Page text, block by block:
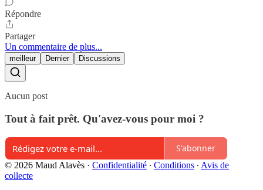
Répondre
Partager
Un commentaire de plus...
meilleur Dernier Discussions
Aucun post
Tout à fait prêt. Qu'avez-vous pour moi ?
S'abonner
© 2026 Maud Alavès · Confidentialité ∙ Conditions ∙ Avis de
collecte